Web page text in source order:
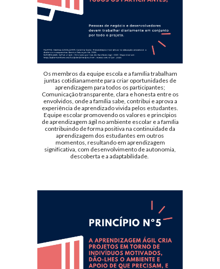
Os membros da equipe escola e a família trabalham
juntas cotidianamente para criar oportunidades de
aprendizagem para todos os participantes;
Comunicação transparente, clara e honesta entre os
envolvidos, onde a família sabe, contribui e aprova a
experiência de aprendizado vivida pelos estudantes.
Equipe escolar promovendo os valores e princípios
de aprendizagem ágil no ambiente escolar e a família
contribuindo de forma positiva na continuidade da
aprendizagem dos estudantes em outros
momentos, resultando em aprendizagem
significativa, com desenvolvimento de autonomia,
descoberta e a adaptabilidade.